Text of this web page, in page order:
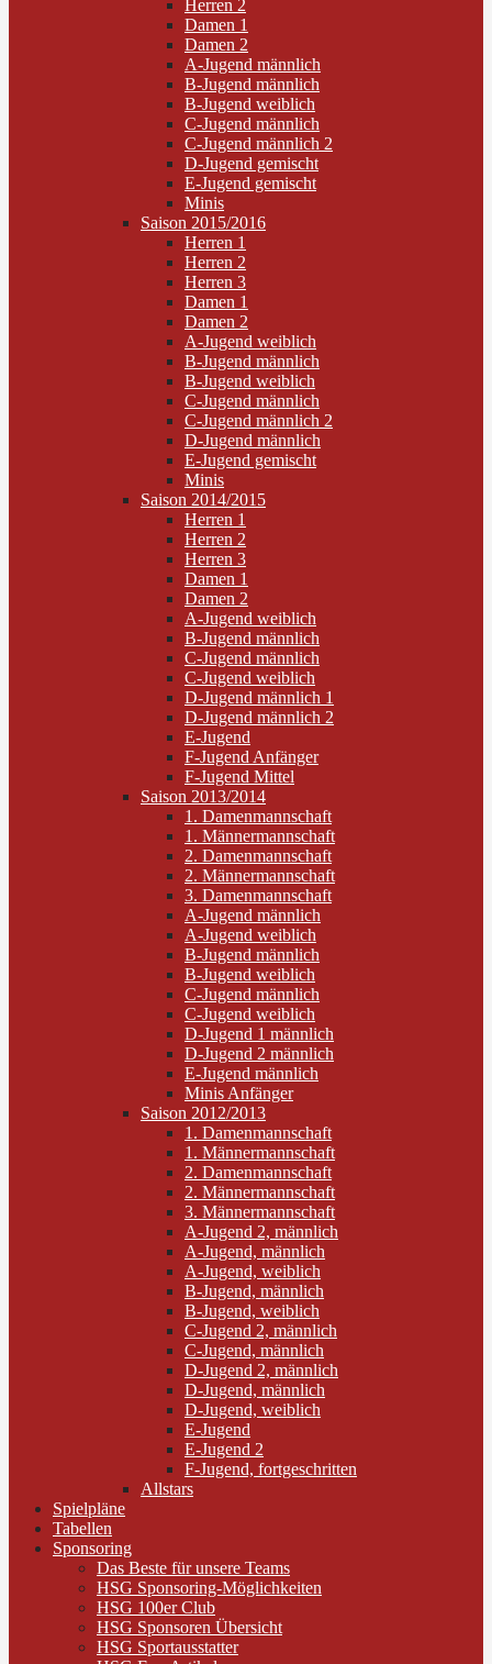
Herren 2
Damen 1
Damen 2
A-Jugend männlich
B-Jugend männlich
B-Jugend weiblich
C-Jugend männlich
C-Jugend männlich 2
D-Jugend gemischt
E-Jugend gemischt
Minis
Saison 2015/2016
Herren 1
Herren 2
Herren 3
Damen 1
Damen 2
A-Jugend weiblich
B-Jugend männlich
B-Jugend weiblich
C-Jugend männlich
C-Jugend männlich 2
D-Jugend männlich
E-Jugend gemischt
Minis
Saison 2014/2015
Herren 1
Herren 2
Herren 3
Damen 1
Damen 2
A-Jugend weiblich
B-Jugend männlich
C-Jugend männlich
C-Jugend weiblich
D-Jugend männlich 1
D-Jugend männlich 2
E-Jugend
F-Jugend Anfänger
F-Jugend Mittel
Saison 2013/2014
1. Damenmannschaft
1. Männermannschaft
2. Damenmannschaft
2. Männermannschaft
3. Damenmannschaft
A-Jugend männlich
A-Jugend weiblich
B-Jugend männlich
B-Jugend weiblich
C-Jugend männlich
C-Jugend weiblich
D-Jugend 1 männlich
D-Jugend 2 männlich
E-Jugend männlich
Minis Anfänger
Saison 2012/2013
1. Damenmannschaft
1. Männermannschaft
2. Damenmannschaft
2. Männermannschaft
3. Männermannschaft
A-Jugend 2, männlich
A-Jugend, männlich
A-Jugend, weiblich
B-Jugend, männlich
B-Jugend, weiblich
C-Jugend 2, männlich
C-Jugend, männlich
D-Jugend 2, männlich
D-Jugend, männlich
D-Jugend, weiblich
E-Jugend
E-Jugend 2
F-Jugend, fortgeschritten
Allstars
Spielpläne
Tabellen
Sponsoring
Das Beste für unsere Teams
HSG Sponsoring-Möglichkeiten
HSG 100er Club
HSG Sponsoren Übersicht
HSG Sportausstatter